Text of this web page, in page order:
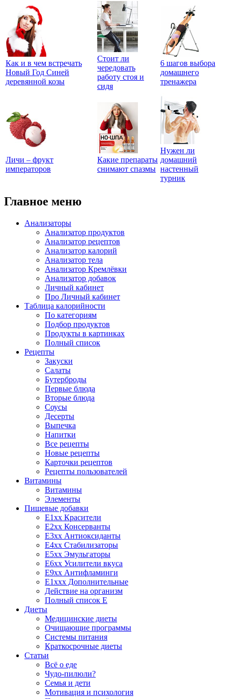
Как и в чем встречать
Новый Год Синей
деревянной козы
Стоит ли
чередовать
работу стоя и
сидя
6 шагов выбора
домашнего
тренажера
Личи – фрукт
императоров
Какие препараты
снимают спазмы
Нужен ли
домашний
настенный
турник
Главное меню
Анализаторы
Анализатор продуктов
Анализатор рецептов
Анализатор калорий
Анализатор тела
Анализатор Кремлёвки
Анализатор добавок
Личный кабинет
Про Личный кабинет
Таблица калорийности
По категориям
Подбор продуктов
Продукты в картинках
Полный список
Рецепты
Закуски
Салаты
Бутерброды
Первые блюда
Вторые блюда
Соусы
Десерты
Выпечка
Напитки
Все рецепты
Новые рецепты
Карточки рецептов
Рецепты пользователей
Витамины
Витамины
Элементы
Пищевые добавки
E1xx Красители
E2xx Консерванты
E3xx Антиоксиданты
E4xx Стабилизаторы
E5xx Эмульгаторы
E6xx Усилители вкуса
E9xx Антифламинги
E1xxx Дополнительные
Действие на организм
Полный список E
Диеты
Медицинские диеты
Очищающие программы
Системы питания
Краткосрочные диеты
Статьи
Всё о еде
Чудо-пилюли?
Семья и дети
Мотивация и психология